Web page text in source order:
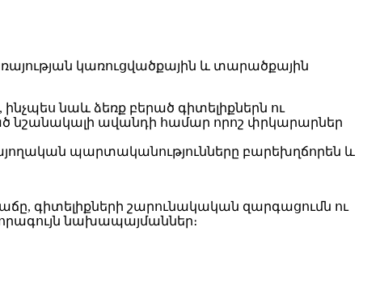
կառուցվածքային և տարածքային
նաև ձեռք բերած գիտելիքներն ու
նշանակալի ավանդի համար որոշ փրկարարներ
պարտականությունները բարեխղճորեն և
գիտելիքների շարունակական զարգացումն ու
նախապայմաններ։